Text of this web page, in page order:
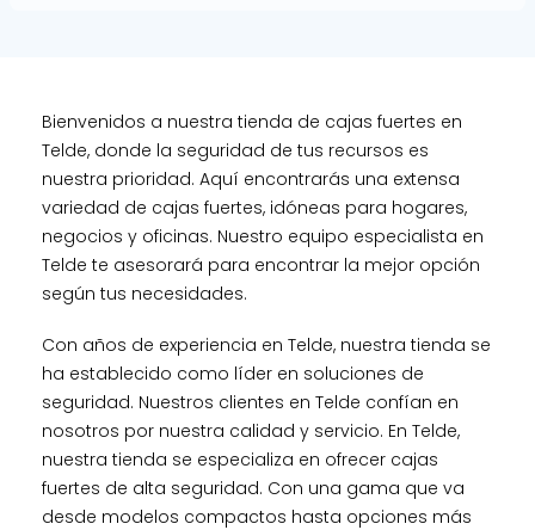
Bienvenidos a nuestra tienda de cajas fuertes en
Telde, donde la seguridad de tus recursos es
nuestra prioridad. Aquí encontrarás una extensa
variedad de cajas fuertes, idóneas para hogares,
negocios y oficinas. Nuestro equipo especialista en
Telde te asesorará para encontrar la mejor opción
según tus necesidades.
Con años de experiencia en Telde, nuestra tienda se
ha establecido como líder en soluciones de
seguridad. Nuestros clientes en Telde confían en
nosotros por nuestra calidad y servicio. En Telde,
nuestra tienda se especializa en ofrecer cajas
fuertes de alta seguridad. Con una gama que va
desde modelos compactos hasta opciones más